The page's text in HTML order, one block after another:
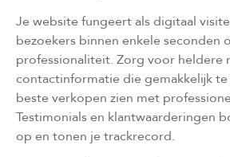
Je website fungeert als digitaal
bezoekers binnen enkele seconden
professionaliteit. Zorg voor heldere
contactinformatie die gemakkelijk te
beste verkopen zien met
Testimonials en klantwaarderingen
op en tonen je trackrecord.